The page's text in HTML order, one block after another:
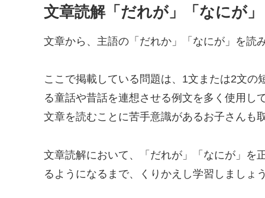
文章読解「だれが」「なにが」
文章から、主語の「だれか」「なにが」を読
ここで掲載している問題は、1文または2文
る童話や昔話を連想させる例文を多く使用し
文章を読むことに苦手意識があるお子さんも
文章読解において、「だれが」「なにが」を
るようになるまで、くりかえし学習しましょう